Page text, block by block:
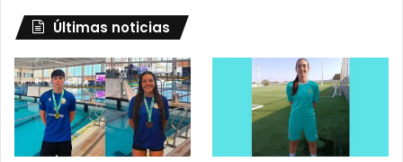
Últimas noticias